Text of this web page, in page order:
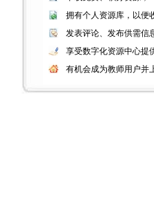
拥有个人资源库，以便
发表评论、发布供需信
享受数字化资源中心提
有机会成为教师用户并